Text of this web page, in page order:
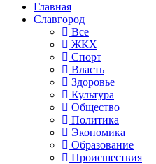
Главная
Славгород
Все
ЖКХ
Спорт
Власть
Здоровье
Культура
Общество
Политика
Экономика
Образование
Происшествия